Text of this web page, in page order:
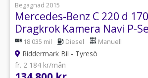
Begagnad 2015
Mercedes-Benz C 220 d
Dragkrok Kamera Navi P-
18 035 mil Diesel Manuell
Riddermark Bil - Tyresö
fr. 2 184 kr/mån